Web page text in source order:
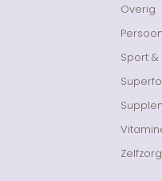
Overig
Sport &
Zelfzorg